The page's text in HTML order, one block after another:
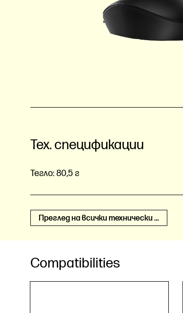
Тех. спецификации
Тегло:80,5 г
Преглед на всички технически спецификации
Compatibilities